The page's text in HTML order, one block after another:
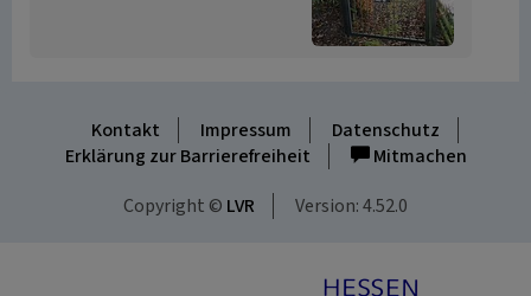
Kontakt Impressum
Datenschutz
Erklärung zur Barrierefreiheit
Mitmachen
Copyright © LVR Version: 4.52.0